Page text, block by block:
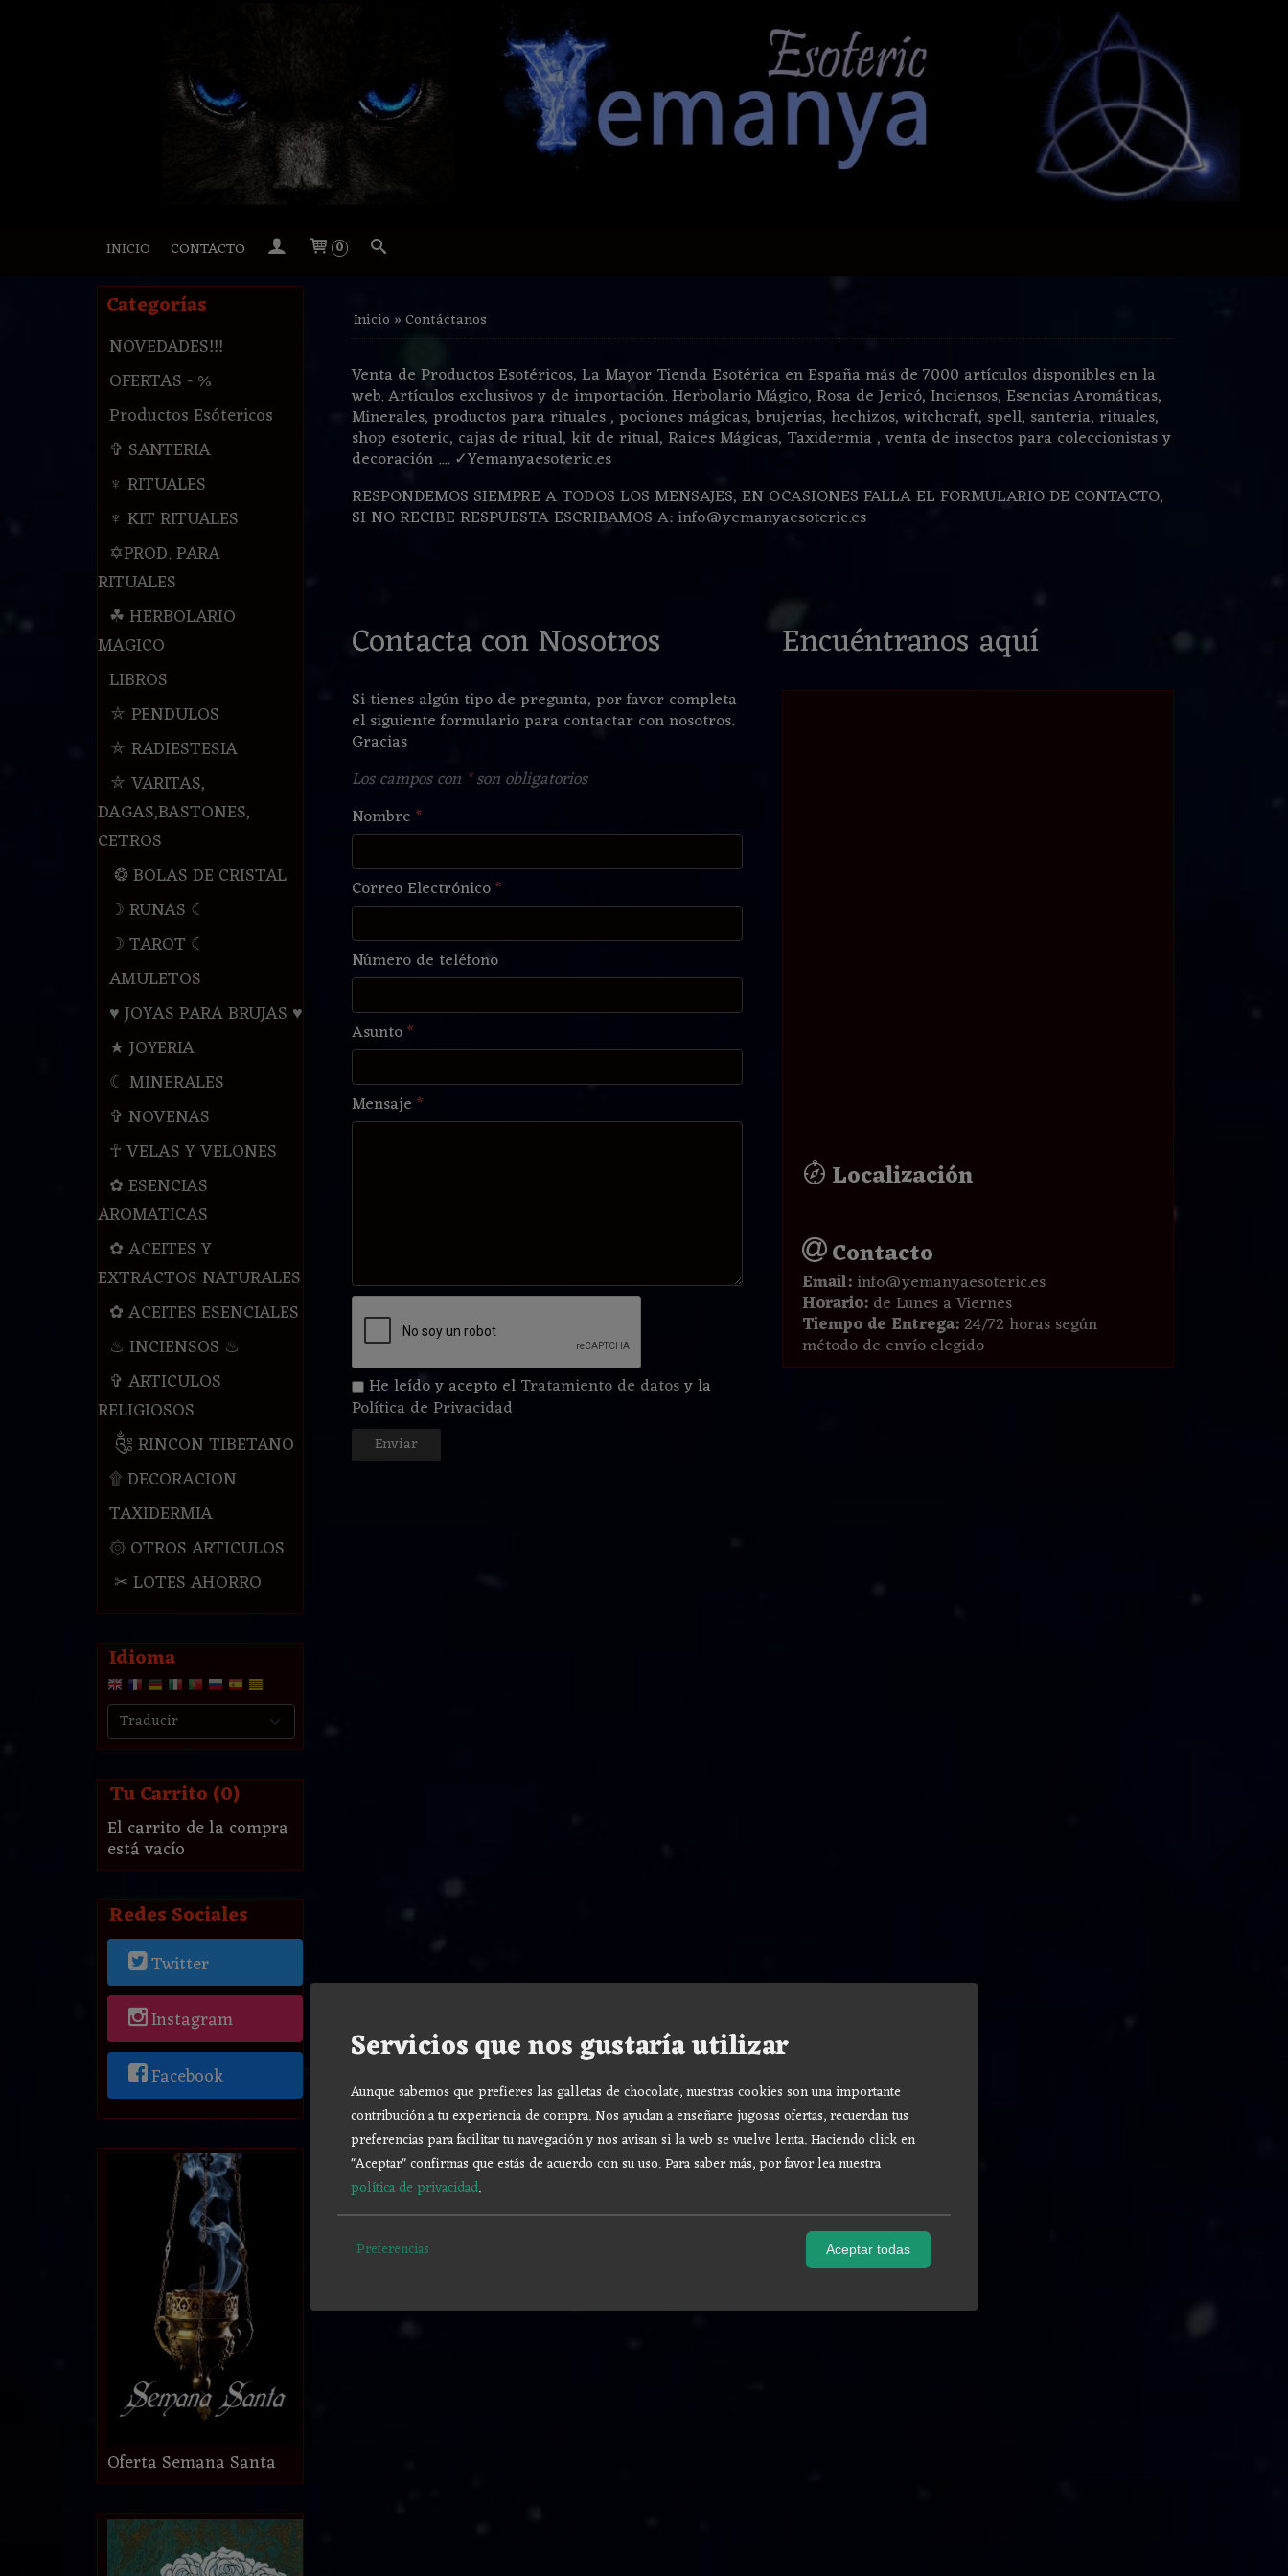
INICIO CONTACTO 0
Categorías
NOVEDADES!!!
OFERTAS - %
Productos Esótericos
✞ SANTERIA
♆ RITUALES
♆ KIT RITUALES
✡PROD. PARA
RITUALES
☘ HERBOLARIO
MAGICO
LIBROS
⛤ PENDULOS
⛤ RADIESTESIA
⛤ VARITAS,
DAGAS,BASTONES,
CETROS
❂ BOLAS DE CRISTAL
☽ RUNAS ☾
☽ TAROT ☾
AMULETOS
♥ JOYAS PARA BRUJAS ♥
★ JOYERIA
☾ MINERALES
✞ NOVENAS
☥ VELAS Y VELONES
✿ ESENCIAS
AROMATICAS
✿ ACEITES Y
EXTRACTOS NATURALES
✿ ACEITES ESENCIALES
♨ INCIENSOS ♨
✞ ARTICULOS
RELIGIOSOS
༃ RINCON TIBETANO
۩ DECORACION
TAXIDERMIA
۞ OTROS ARTICULOS
✂ LOTES AHORRO
Idioma
Tu Carrito (0)
El carrito de la compra
está vacío
Redes Sociales
Twitter
Instagram
Facebook
Oferta Semana Santa
Inicio »Contáctanos
Venta de Productos Esotéricos, La Mayor Tienda Esotérica en España más de 7000 artículos disponibles en la
web. Artículos exclusivos y de importación. Herbolario Mágico, Rosa de Jericó, Inciensos, Esencias Aromáticas,
Minerales, productos para rituales , pociones mágicas, brujerias, hechizos, witchcraft, spell, santeria, rituales,
shop esoteric, cajas de ritual, kit de ritual, Raices Mágicas, Taxidermia , venta de insectos para coleccionistas y
decoración .... ✓Yemanyaesoteric.es
RESPONDEMOS SIEMPRE A TODOS LOS MENSAJES, EN OCASIONES FALLA EL FORMULARIO DE CONTACTO,
SI NO RECIBE RESPUESTA ESCRIBAMOS A:info@yemanyaesoteric.es
Contacta con Nosotros
Si tienes algún tipo de pregunta, por favor completa
el siguiente formulario para contactar con nosotros.
Gracias
Los campos con *son obligatorios
Nombre *
Correo Electrónico*
Número de teléfono
Asunto*
Mensaje *
He leído y acepto el Tratamiento de datosy la
Política de Privacidad
Encuéntranos aquí
Localización
Contacto
Email:info@yemanyaesoteric.es
Horario: de Lunes a Viernes
Tiempo de Entrega: 24/72 horas según
método de envío elegido
Servicios que nos gustaría utilizar
Aunque sabemos que prefieres las galletas de chocolate, nuestras cookies son una importante
contribución a tu experiencia de compra. Nos ayudan a enseñarte jugosas ofertas, recuerdan tus
preferencias para facilitar tu navegación y nos avisan si la web se vuelve lenta. Haciendo click en
"Aceptar" confirmas que estás de acuerdo con su uso.Para saber más, por favor lea nuestra
política de privacidad.
Preferencias Aceptar todas